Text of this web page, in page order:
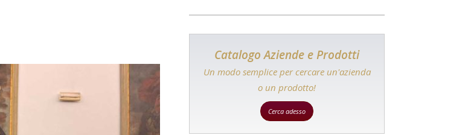
Catalogo Aziende e Prodotti
Un modo semplice per cercare un'azienda
o un prodotto!
Cerca adesso